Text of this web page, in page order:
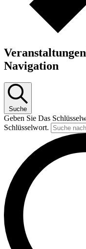
Navigation
Suche
Geben Sie Das
Schlüsselwort.